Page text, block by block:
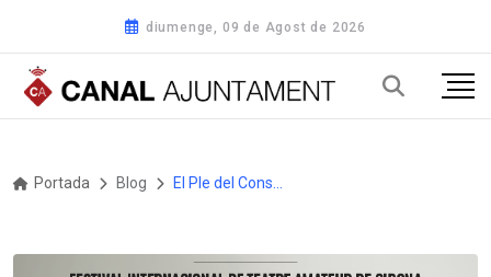
diumenge, 09 de Agost de 2026
Portada Blog